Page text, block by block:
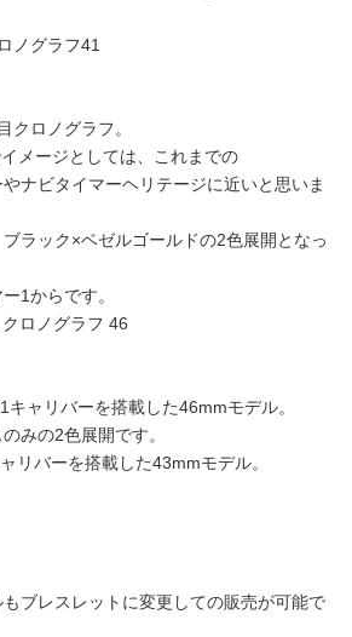
ノグラフ41
ロノグラフ。
メージとしては、これまでの
ナビタイマーヘリテージに近いと思いま
ラック×ベゼルゴールドの2色展開となっ
1からです。
ロノグラフ 46
ャリバーを搭載した46mmモデル。
みの2色展開です。
リバーを搭載した43mmモデル。
ブレスレットに変更しての販売が可能で